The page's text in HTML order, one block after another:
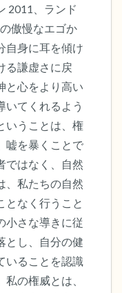
2011、ランド
傲慢なエゴか
自身に耳を傾け
る謙虚さに戻
と心をより高い
いてくれるよう
いうことは、権
嘘を暴くことで
ではなく、自然
、私たちの自然
となく行うこと
小さな導きに従
とし、自分の健
いることを認識
の権威とは、